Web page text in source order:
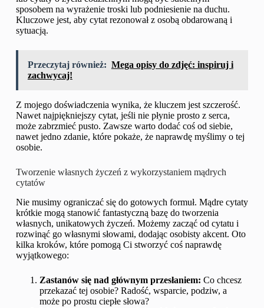
sposobem na wyrażenie troski lub podniesienie na duchu.
Kluczowe jest, aby cytat rezonował z osobą obdarowaną i
sytuacją.
Przeczytaj również: Mega opisy do zdjęć: inspiruj i
zachwycaj!
Z mojego doświadczenia wynika, że kluczem jest szczerość.
Nawet najpiękniejszy cytat, jeśli nie płynie prosto z serca,
może zabrzmieć pusto. Zawsze warto dodać coś od siebie,
nawet jedno zdanie, które pokaże, że naprawdę myślimy o tej
osobie.
Tworzenie własnych życzeń z wykorzystaniem mądrych
cytatów
Nie musimy ograniczać się do gotowych formuł. Mądre cytaty
krótkie mogą stanowić fantastyczną bazę do tworzenia
własnych, unikatowych życzeń. Możemy zacząć od cytatu i
rozwinąć go własnymi słowami, dodając osobisty akcent. Oto
kilka kroków, które pomogą Ci stworzyć coś naprawdę
wyjątkowego:
Zastanów się nad głównym przesłaniem: Co chcesz
przekazać tej osobie? Radość, wsparcie, podziw, a
może po prostu ciepłe słowa?